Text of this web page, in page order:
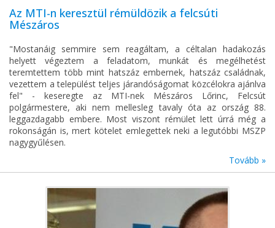
Az MTI-n keresztül rémüldözik a felcsúti
Mészáros
"Mostanáig semmire sem reagáltam, a céltalan hadakozás
helyett végeztem a feladatom, munkát és megélhetést
teremtettem több mint hatszáz embernek, hatszáz családnak,
vezettem a települést teljes járandóságomat közcélokra ajánlva
fel" - keseregte az MTI-nek Mészáros Lőrinc, Felcsút
polgármestere, aki nem mellesleg tavaly óta az ország 88.
leggazdagabb embere. Most viszont rémület lett úrrá még a
rokonságán is, mert kötelet emlegettek neki a legutóbbi MSZP
nagygyűlésen.
Tovább »